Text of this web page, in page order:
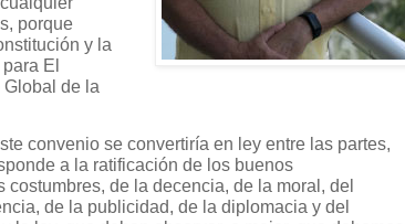
porque
y la
El
Global de la
convenio se convertiría en ley entre las partes,
a la ratificación de los buenos
de la decencia, de la moral, del
de la publicidad, de la diplomacia y del